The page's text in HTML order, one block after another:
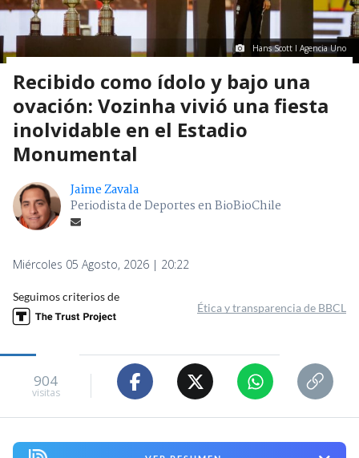
Hans Scott I Agencia Uno
Recibido como ídolo y bajo una
ovación: Vozinha vivió una fiesta
inolvidable en el Estadio
Monumental
Jaime Zavala
Periodista de Deportes en BioBioChile
Miércoles 05 Agosto, 2026 | 20:22
Seguimos criterios de
Ética y transparencia de BBCL
904
visitas